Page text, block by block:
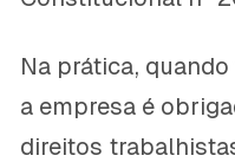
Na prática,
a empresa é
direitos